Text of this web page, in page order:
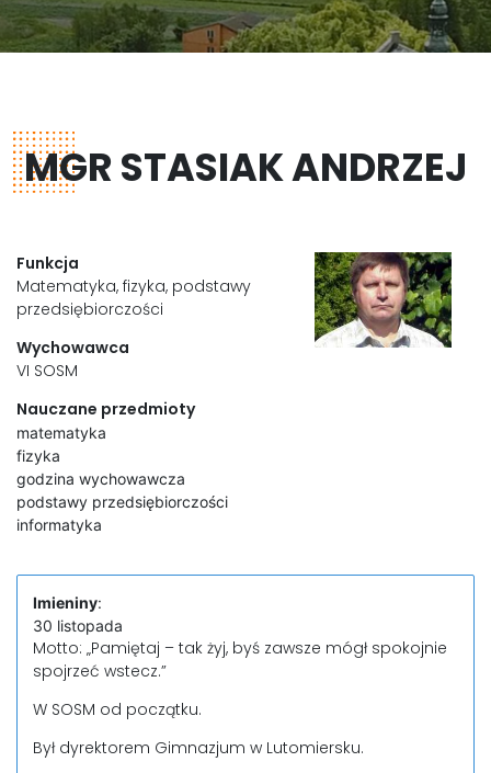
MGR STASIAK ANDRZEJ
Funkcja
Matematyka, fizyka, podstawy
przedsiębiorczości
Wychowawca
VI SOSM
Nauczane przedmioty
matematyka
fizyka
godzina wychowawcza
podstawy przedsiębiorczości
informatyka
Imieniny:
30 listopada
Motto: „Pamiętaj – tak żyj, byś zawsze mógł spokojnie
spojrzeć wstecz.”
W SOSM od początku.
Był dyrektorem Gimnazjum w Lutomiersku.